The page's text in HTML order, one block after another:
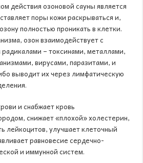
действия озоновой сауны является
поры кожи раскрываться и,
полностью проникать в клетки.
озон взаимодействует с
– токсинами, металлами,
вирусами, паразитами, и
выводит их через лимфатическую
и снабжает кровь
снижает «плохой» холестерин,
лейкоцитов, улучшает клеточный
равновесие сердечно-
и иммунной систем.